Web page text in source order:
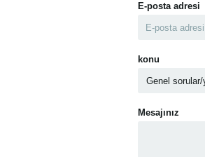
E-posta adresi
konu
Mesajınız